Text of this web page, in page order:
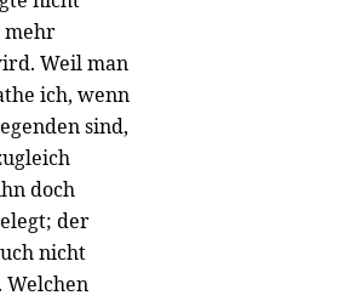
mehr
Weil man
ich, wenn
sind,
doch
der
nicht
Welchen